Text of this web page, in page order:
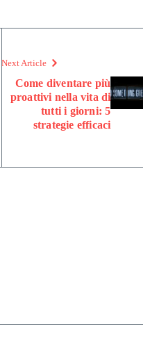
Next Article
Come diventare più
proattivi nella vita di
tutti i giorni: 5
strategie efficaci